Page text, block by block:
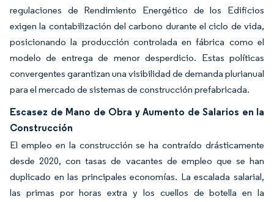
regulaciones de Rendimiento Energético de los Edificios
exigen la contabilización del carbono durante el ciclo de vida,
posicionando la producción controlada en fábrica como el
modelo de entrega de menor desperdicio. Estas políticas
convergentes garantizan una visibilidad de demanda plurianual
para el mercado de sistemas de construcción prefabricada.
Escasez de Mano de Obra y Aumento de Salarios en la
Construcción
El empleo en la construcción se ha contraído drásticamente
desde 2020, con tasas de vacantes de empleo que se han
duplicado en las principales economías. La escalada salarial,
las primas por horas extra y los cuellos de botella en la